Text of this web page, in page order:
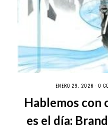
ENERO 29, 2026 · 0
Hablemos con
es el día: